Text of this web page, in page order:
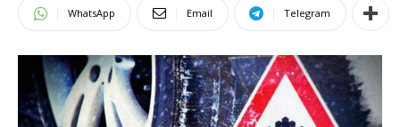
WhatsApp Email Telegram